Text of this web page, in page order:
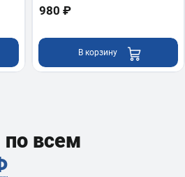
980 ₽
В корзину
всем